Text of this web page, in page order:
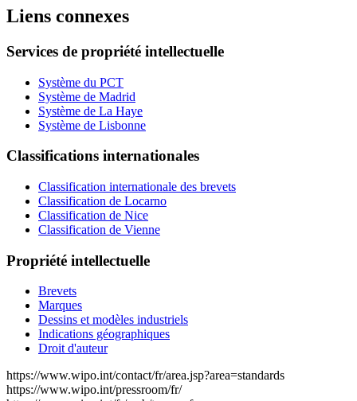
Liens connexes
Services de propriété intellectuelle
Système du PCT
Système de Madrid
Système de La Haye
Système de Lisbonne
Classifications internationales
Classification internationale des brevets
Classification de Locarno
Classification de Nice
Classification de Vienne
Propriété intellectuelle
Brevets
Marques
Dessins et modèles industriels
Indications géographiques
Droit d'auteur
https://www.wipo.int/contact/fr/area.jsp?area=standards
https://www.wipo.int/pressroom/fr/